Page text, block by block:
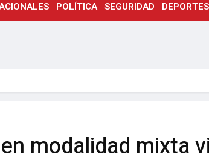
POLÍTICA SEGURIDAD DEPORTES
modalidad mixta